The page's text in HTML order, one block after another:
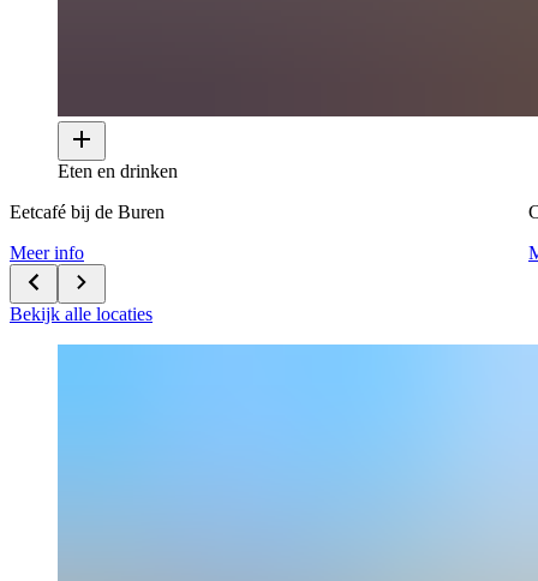
Eten en drinken
Eetcafé bij de Buren
Meer info
Bekijk alle locaties